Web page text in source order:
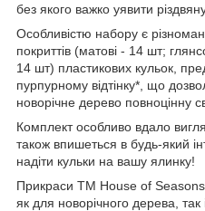
без якого важко уявити
Особливістю набору є
покриттів (матові - 14 шт;
14 шт) пластикових кульок,
пурпурному відтінку*, що
новорічне дерево повноцінну
Комплект особливо вдало
також впишеться в будь-який
надіти кульки на вашу ялинку!
Прикраси ТМ House of
як для новорічного дерева,